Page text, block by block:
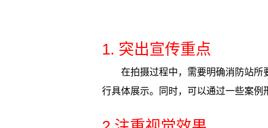
1. 突出宣传重点
在拍摄过程中，需要明确消防站
行具体展示。同时，可以通过一些案例